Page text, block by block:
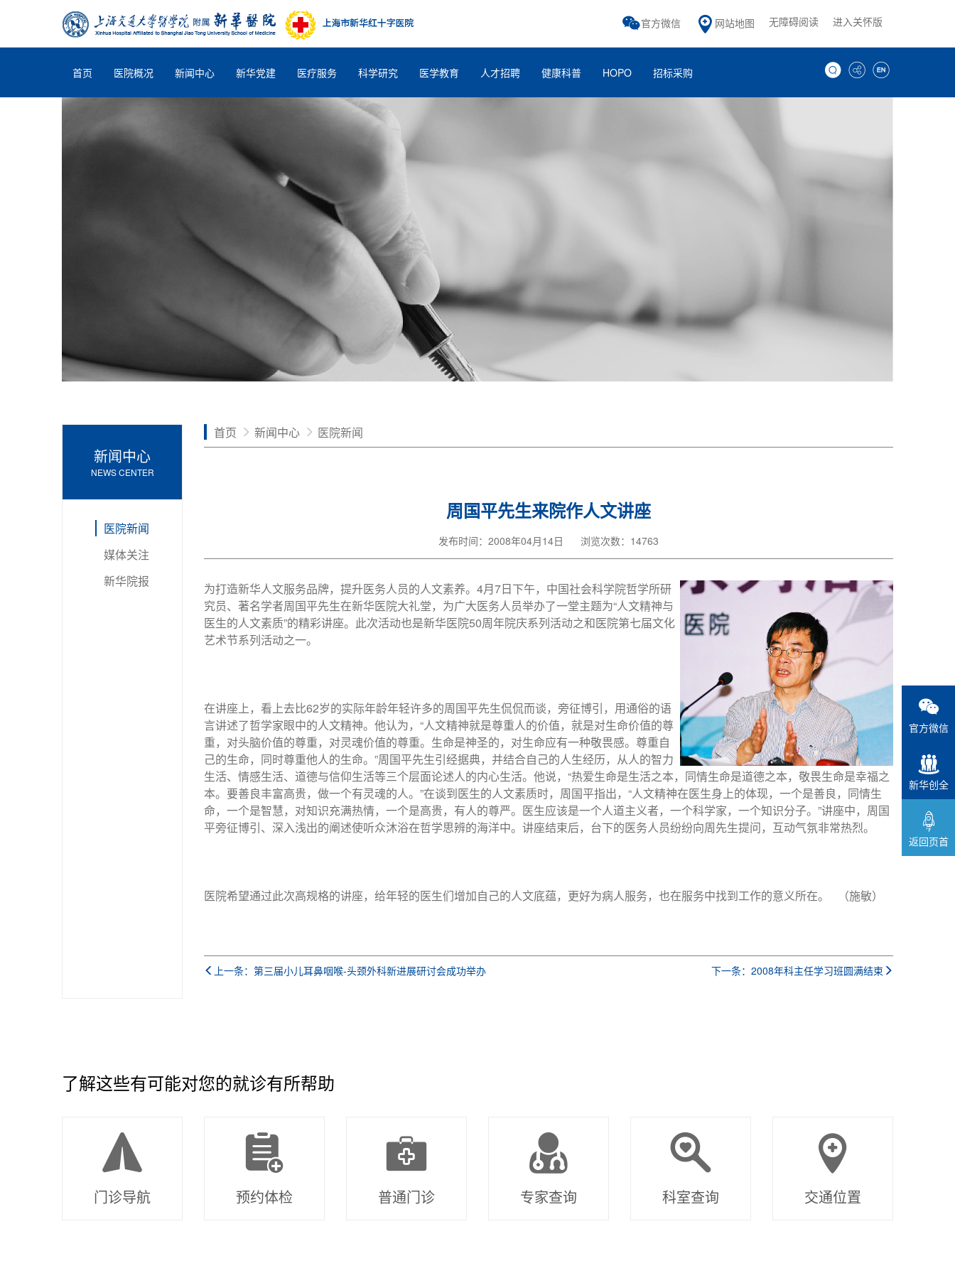
官方微信
新华创全
返回页首
官方微信 网站地图 无障碍阅读 进入关怀版
首页 医院概况 新闻中心 新华党建 医疗服务 科学研究 医学教育 人才招聘 健康科普 HOPO 招标采购
新闻中心
NEWS CENTER
医院新闻
媒体关注
新华院报
首页 新闻中心 医院新闻
周国平先生来院作人文讲座
发布时间：2008年04月14日 浏览次数：14763
为打造新华人文服务品牌，提升医务人员的人文素养。4月7日下午，中国社会科学院哲学所研
究员、著名学者周国平先生在新华医院大礼堂，为广大医务人员举办了一堂主题为“人文精神与
医生的人文素质”的精彩讲座。此次活动也是新华医院50周年院庆系列活动之和医院第七届文化
艺术节系列活动之一。
在讲座上，看上去比62岁的实际年龄年轻许多的周国平先生侃侃而谈，旁征博引，用通俗的语
言讲述了哲学家眼中的人文精神。他认为，“人文精神就是尊重人的价值，就是对生命价值的尊
重，对头脑价值的尊重，对灵魂价值的尊重。生命是神圣的，对生命应有一种敬畏感。尊重自
己的生命，同时尊重他人的生命。”周国平先生引经据典，并结合自己的人生经历，从人的智力
生活、情感生活、道德与信仰生活等三个层面论述人的内心生活。他说，“热爱生命是生活之本，同情生命是道德之本，敬畏生命是幸福之
本。要善良丰富高贵，做一个有灵魂的人。”在谈到医生的人文素质时，周国平指出，“人文精神在医生身上的体现，一个是善良，同情生
命，一个是智慧，对知识充满热情，一个是高贵，有人的尊严。医生应该是一个人道主义者，一个科学家，一个知识分子。”讲座中，周国
平旁征博引、深入浅出的阐述使听众沐浴在哲学思辨的海洋中。讲座结束后，台下的医务人员纷纷向周先生提问，互动气氛非常热烈。
医院希望通过此次高规格的讲座，给年轻的医生们增加自己的人文底蕴，更好为病人服务，也在服务中找到工作的意义所在。 （施敏）
上一条：第三届小儿耳鼻咽喉-头颈外科新进展研讨会成功举办 下一条：2008年科主任学习班圆满结束
了解这些有可能对您的就诊有所帮助
门诊导航 预约体检 普通门诊 专家查询 科室查询 交通位置